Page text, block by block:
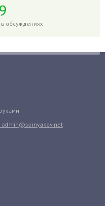
в обсуждениях